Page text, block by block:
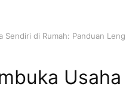
Sendiri di Rumah: Panduan
Usaha